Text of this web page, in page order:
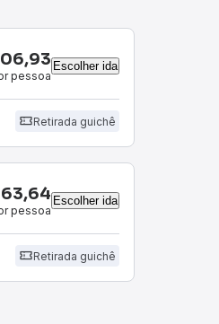
pessoa
Escolher ida
Retirada guichê
pessoa
Escolher ida
Retirada guichê